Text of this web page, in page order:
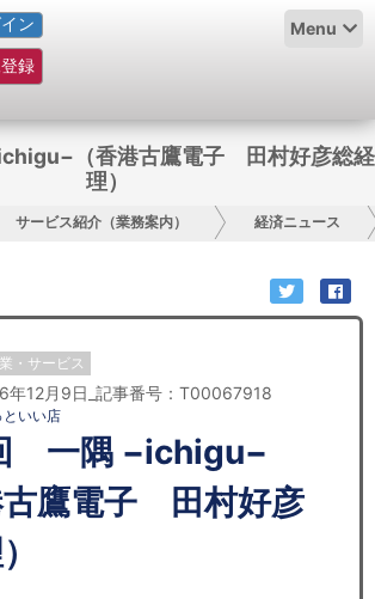
ン
録
Menu
（香港古鷹電子 田村好彦総経
理）
サービス紹介（業務案内） 経済ニュース
・サービス
年12月9日_記事番号：T00067918
いい店
一隅 −ichigu−
古鷹電子 田村好彦